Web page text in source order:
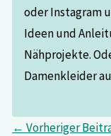
oder Instagram
Ideen und
Nähprojekte.
Damenkleider
← Vorheriger